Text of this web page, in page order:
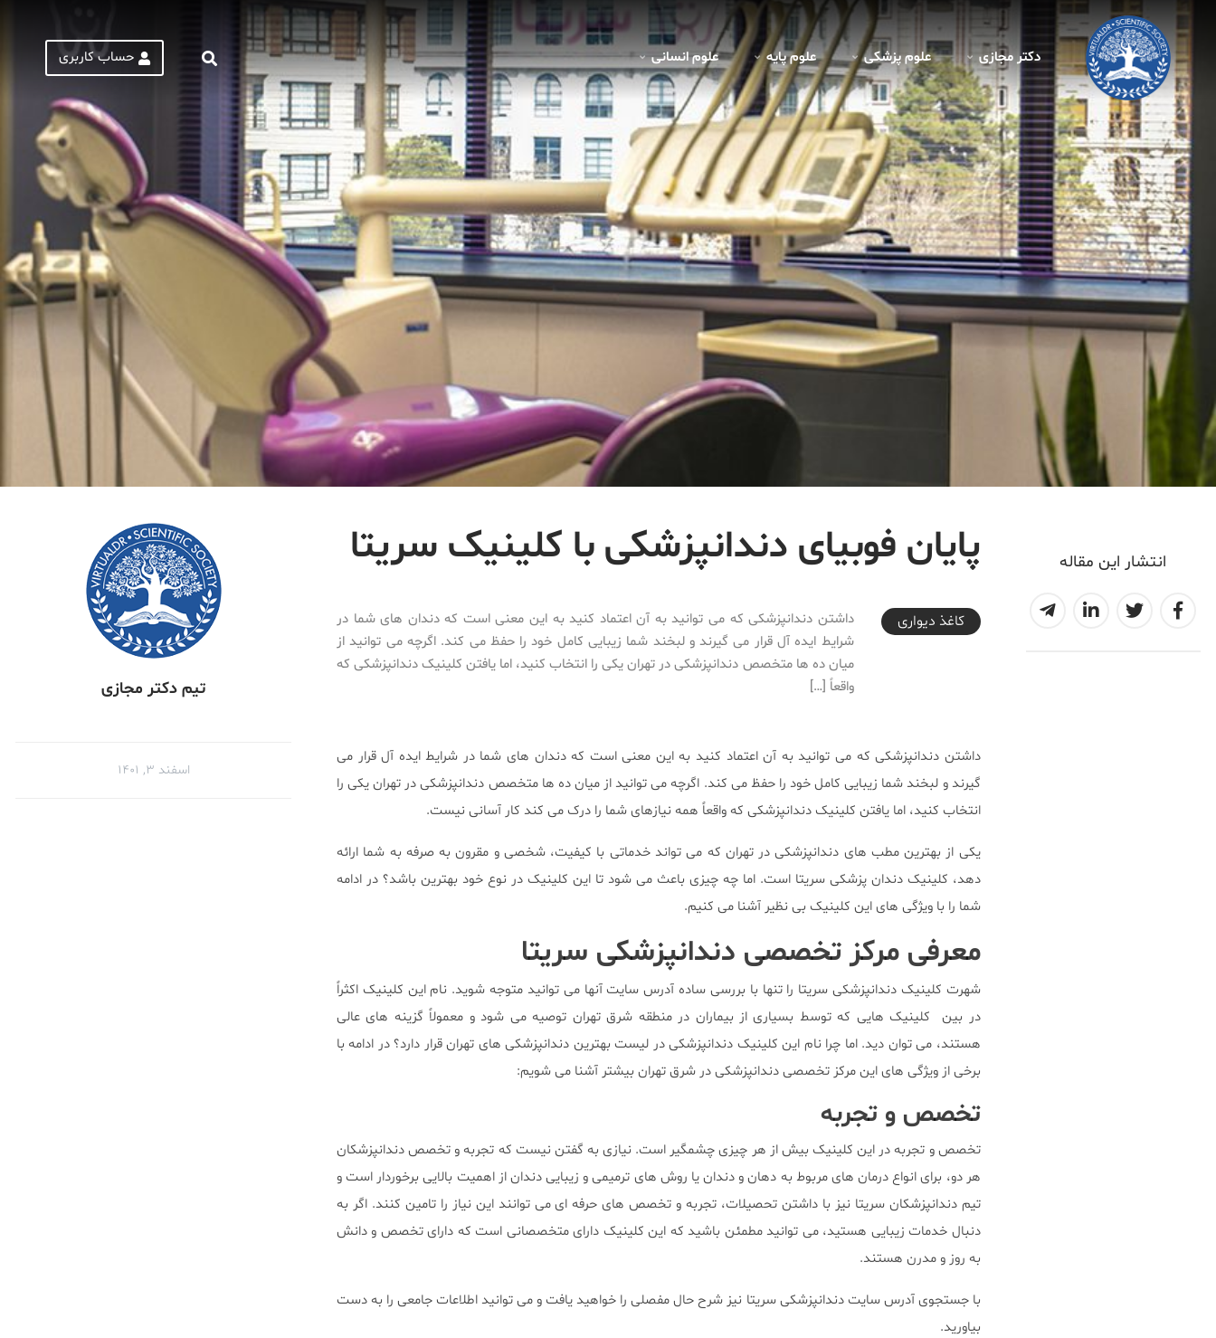
دکتر مجازی علوم پزشکی علوم پايه علوم انسانی حساب کاربری
انتشار این مقاله پایان فوبیای دندانپزشکی با کلینیک سریتا
2023-02-22T18:55:11+03:30
کاغذ دیواری
داشتن دندانپزشکی که می توانید به آن اعتماد کنید به این معنی است که دندان های شما در
شرایط ایده آل قرار می گیرند و لبخند شما زیبایی کامل خود را حفظ می کند. اگرچه می توانید از
میان ده ها متخصص دندانپزشکی در تهران یکی را انتخاب کنید، اما یافتن کلینیک دندانپزشکی که
واقعاً […]
داشتن دندانپزشکی که می توانید به آن اعتماد کنید به این معنی است که دندان های شما در شرایط ایده آل قرار می
گیرند و لبخند شما زیبایی کامل خود را حفظ می کند. اگرچه می توانید از میان ده ها متخصص دندانپزشکی در تهران یکی را
انتخاب کنید، اما یافتن کلینیک دندانپزشکی که واقعاً همه نیازهای شما را درک می کند کار آسانی نیست.
یکی از بهترین مطب های دندانپزشکی در تهران که می تواند خدماتی با کیفیت، شخصی و مقرون به صرفه به شما ارائه
دهد، کلینیک دندان پزشکی سریتا است. اما چه چیزی باعث می شود تا این کلینیک در نوع خود بهترین باشد؟ در ادامه
شما را با ویژگی های این کلینیک بی نظیر آشنا می کنیم.
معرفی مرکز تخصصی دندانپزشکی سریتا
شهرت کلینیک دندانپزشکی سریتا را تنها با بررسی ساده آدرس سایت آنها می توانید متوجه شوید. نام این کلینیک اکثراً
در بین کلینیک هایی که توسط بسیاری از بیماران در منطقه شرق تهران توصیه می شود و معمولاً گزینه های عالی
هستند، می توان دید. اما چرا نام این کلینیک دندانپزشکی در لیست بهترین دندانپزشکی های تهران قرار دارد؟ در ادامه با
برخی از ویژگی های این مرکز تخصصی دندانپزشکی در شرق تهران بیشتر آشنا می شویم:
تخصص و تجربه
تخصص و تجربه در این کلینیک بیش از هر چیزی چشمگیر است. نیازی به گفتن نیست که تجربه و تخصص دندانپزشکان
هر دو، برای انواع درمان های مربوط به دهان و دندان یا روش های ترمیمی و زیبایی دندان از اهمیت بالایی برخوردار است و
تیم دندانپزشکان سریتا نیز با داشتن تحصیلات، تجربه و تخصص های حرفه ای می توانند این نیاز را تامین کنند. اگر به
دنبال خدمات زیبایی هستید، می توانید مطمئن باشید که این کلینیک دارای متخصصانی است که دارای تخصص و دانش
به روز و مدرن هستند.
با جستجوی آدرس سایت دندانپزشکی سریتا نیز شرح حال مفصلی را خواهید یافت و می توانید اطلاعات جامعی را به دست
بیاورید.
تیم دکتر مجازی
اسفند ۳, ۱۴۰۱